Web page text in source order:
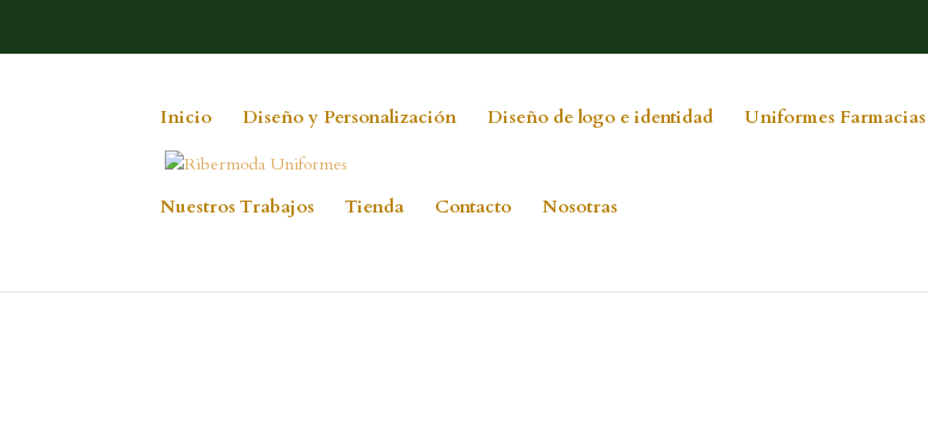
Inicio Diseño y Personalización Diseño de logo e identidad Uniformes Farmacias
Nuestros Trabajos Tienda Contacto Nosotras